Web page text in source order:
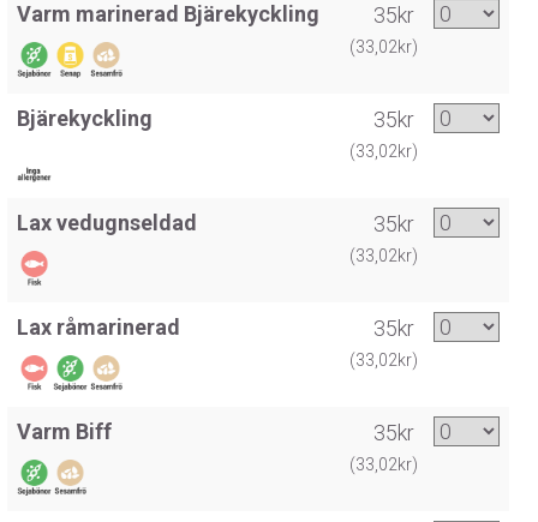
Varm marinerad Bjärekyckling 35kr
(33,02kr)
Bjärekyckling 35kr
(33,02kr)
Lax vedugnseldad 35kr
(33,02kr)
Lax råmarinerad 35kr
(33,02kr)
Varm Biff 35kr
(33,02kr)